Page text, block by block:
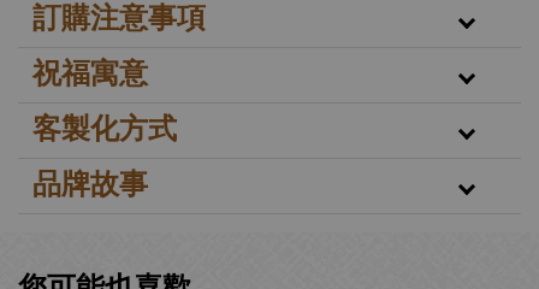
訂購注意事項
祝福寓意
客製化方式
品牌故事